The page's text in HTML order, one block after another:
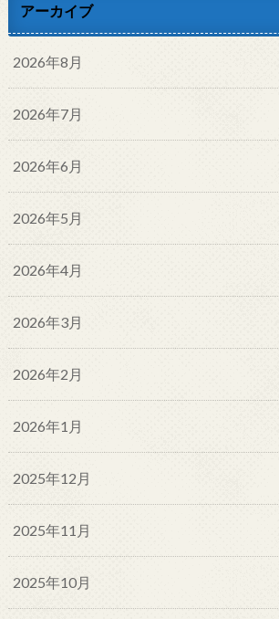
アーカイブ
2026年8月
2026年7月
2026年6月
2026年5月
2026年4月
2026年3月
2026年2月
2026年1月
2025年12月
2025年11月
2025年10月